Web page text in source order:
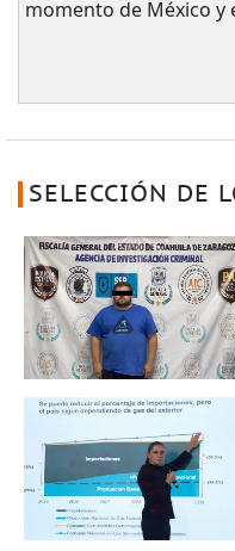
momento de México y
SELECCIÓN DE